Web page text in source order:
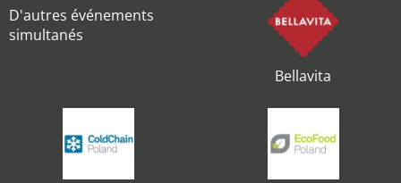
D'autres événements
simultanés
Bellavita